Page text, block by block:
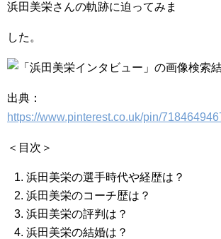
浜田美栄さんの軌跡に迫ってみま
した。
出典：
https://www.pinterest.co.uk/pin/
＜目次＞
浜田美栄の選手時代や経歴は？
浜田美栄のコーチ歴は？
浜田美栄の評判は？
浜田美栄の結婚は？